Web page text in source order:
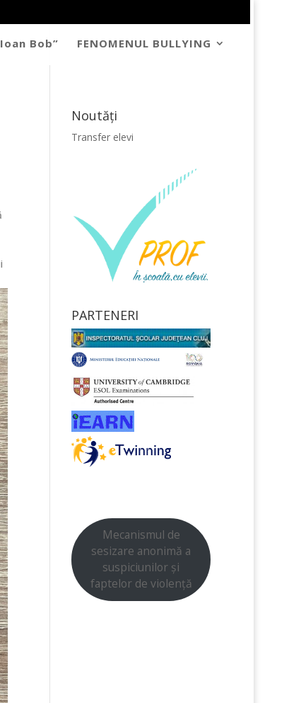
Bob” FENOMENUL BULLYING
Noutăţi
Transfer elevi
PARTENERI
Mecanismul de
sesizare anonimă a
suspiciunilor și
faptelor de violență